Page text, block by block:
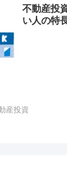
不動産投
い人の特
産投資